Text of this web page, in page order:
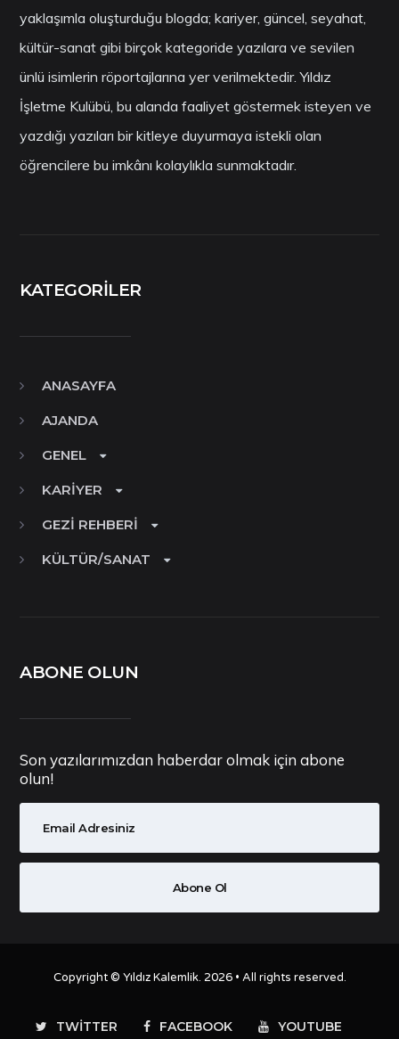
yaklaşımla oluşturduğu blogda; kariyer, güncel, seyahat,
kültür-sanat gibi birçok kategoride yazılara ve sevilen
ünlü isimlerin röportajlarına yer verilmektedir. Yıldız
İşletme Kulübü, bu alanda faaliyet göstermek isteyen ve
yazdığı yazıları bir kitleye duyurmaya istekli olan
öğrencilere bu imkânı kolaylıkla sunmaktadır.
KATEGORILER
ANASAYFA
AJANDA
GENEL
KARIYER
GEZI REHBERI
KÜLTÜR/SANAT
ABONE OLUN
Son yazılarımızdan haberdar olmak için abone
olun!
Copyright © Yıldız Kalemlik. 2026 • All rights reserved.
TWITTER FACEBOOK YOUTUBE